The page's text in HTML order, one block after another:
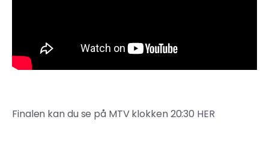
Finalen kan du se på MTV klokken 20:30 HER